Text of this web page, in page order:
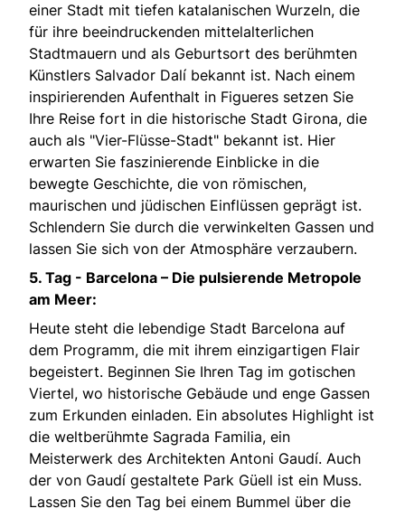
einer Stadt mit tiefen katalanischen Wurzeln, die
für ihre beeindruckenden mittelalterlichen
Stadtmauern und als Geburtsort des berühmten
Künstlers Salvador Dalí bekannt ist. Nach einem
inspirierenden Aufenthalt in Figueres setzen Sie
Ihre Reise fort in die historische Stadt Girona, die
auch als "Vier-Flüsse-Stadt" bekannt ist. Hier
erwarten Sie faszinierende Einblicke in die
bewegte Geschichte, die von römischen,
maurischen und jüdischen Einflüssen geprägt ist.
Schlendern Sie durch die verwinkelten Gassen und
lassen Sie sich von der Atmosphäre verzaubern.
5. Tag - Barcelona – Die pulsierende Metropole
am Meer:
Heute steht die lebendige Stadt Barcelona auf
dem Programm, die mit ihrem einzigartigen Flair
begeistert. Beginnen Sie Ihren Tag im gotischen
Viertel, wo historische Gebäude und enge Gassen
zum Erkunden einladen. Ein absolutes Highlight ist
die weltberühmte Sagrada Familia, ein
Meisterwerk des Architekten Antoni Gaudí. Auch
der von Gaudí gestaltete Park Güell ist ein Muss.
Lassen Sie den Tag bei einem Bummel über die